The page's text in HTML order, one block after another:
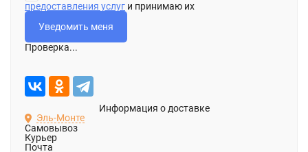
предоставления услуг и принимаю их
Проверка...
Информация о доставке
Эль-Монте
Самовывоз
Курьер
Почта